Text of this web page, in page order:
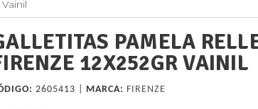
PAMELA
12X252GR VAINIL
2605413 | MARCA: FIRENZE